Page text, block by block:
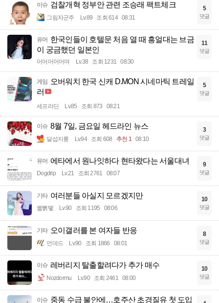
이슈 검찰개혁 정부안 관련 조승래 팩트체크
그림자군주 Lv.89 조회 614 08:31
5
댓글
유머 한국인들이 호텔문 처음 열 때 흥얼대는 브금
이 궁금했던 일본인
머머머머머며 Lv.38 조회 1231 08:30
11
댓글
게임
오버워치 한국 신캐 D.MON 시네마틱 트레일
러
세프라딘 Lv.85 조회 873 08:21
5
댓글
이슈 8월 7일, 금요일 헤드라인 뉴스
달섭지롱 Lv.94 조회 608 추천 1 08:10
3
댓글
유머 에타에서 원나잇하다 현타왔다는 서울대녀
Dogdrip Lv.21 조회 2761 08:07
9
댓글
기타 여러분들 아실지 모르겠지만
꿻뻵뗗 Lv.90 조회 1195 08:06
10
댓글
기타 오이갤러를 본 여자들 반응
언데드 Lv.90 조회 1866 08:01
8
댓글
이슈 레버리지 탈출할려다가 추가 매수
Nozdormu Lv.90 조회 2461 08:00
10
댓글
이슈 중동 수급 불안에…호주산 초경질유 첫 도입